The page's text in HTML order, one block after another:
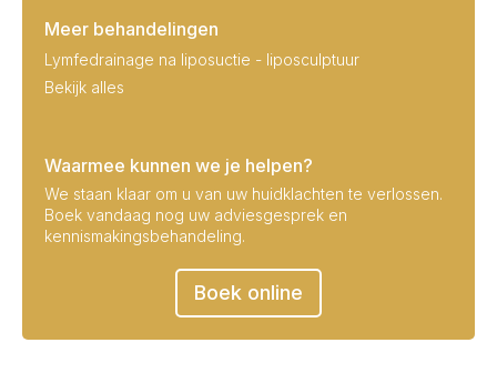
Meer behandelingen
Lymfedrainage na liposuctie - liposculptuur
Bekijk alles
Waarmee kunnen we je helpen?
We staan klaar om u van uw huidklachten te verlossen.
Boek vandaag nog uw adviesgesprek en
kennismakingsbehandeling.
Boek online